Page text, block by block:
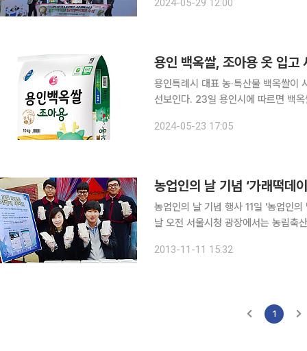
림축산식품부, 농촌진흥청, 서울시,
2024-05-29 12:00
용인특례시 대표 농·특산물 백옥쌀이
선보인다. 23일 용인시에 따르면 백옥쌀은 팔당상수원 상류 청미천의 깨끗한 물과 기름진 땅에서
2024-05-23 17:05
농업인의 날 기념 ‘가래떡데
농업인의 날 기념 행사 11일 '농업인의 날'을 맞아 ‘가래떡데이’ 행사가 전국 각지에서 개최됐다. 이
날 오전 서울시청 광장에서는 농림축
그 뒤를 이어 ‘국민 어울림 한마당’이
2013-11-11 15:32
1